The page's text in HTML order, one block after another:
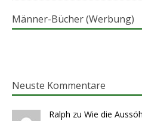
Männer-Bücher (Werbung)
Neuste Kommentare
Ralph zu Wie die